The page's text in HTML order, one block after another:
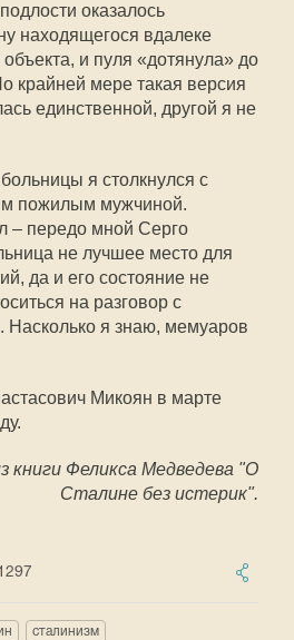
оказалось
находящегося вдалеке
объекта, и пуля «дотянула» до
крайней мере такая версия
единственной, другой я не
я столкнулся с
пожилым мужчиной.
– передо мной Серго
не лучшее место для
да и его состояние не
на разговор с
я знаю, мемуаров
Микоян в марте
книги Феликса Медведева "О
Сталине без истерик".
сталинизм